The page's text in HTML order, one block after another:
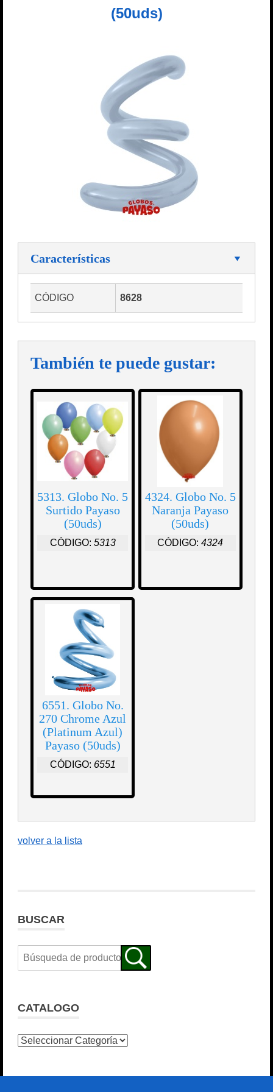
(50uds)
Características
CÓDIGO 8628
También te puede gustar:
5313. Globo No. 5
Surtido Payaso
(50uds)
CÓDIGO: 5313
4324. Globo No. 5
Naranja Payaso
(50uds)
CÓDIGO: 4324
6551. Globo No.
270 Chrome Azul
(Platinum Azul)
Payaso (50uds)
CÓDIGO: 6551
volver a la lista
BUSCAR
CATALOGO